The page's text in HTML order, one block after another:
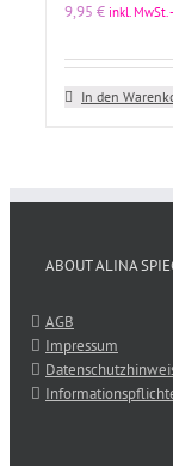
9,95 € inkl. MwSt.
In den
ABOUT ALINA
AGB
Impressum